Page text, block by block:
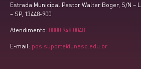
Estrada Municipal Pastor Walter Boger, S/N –
– SP, 13448-900
Atendimento: 0800 948 0048
E-mail: pos.suporte@unasp.edu.br